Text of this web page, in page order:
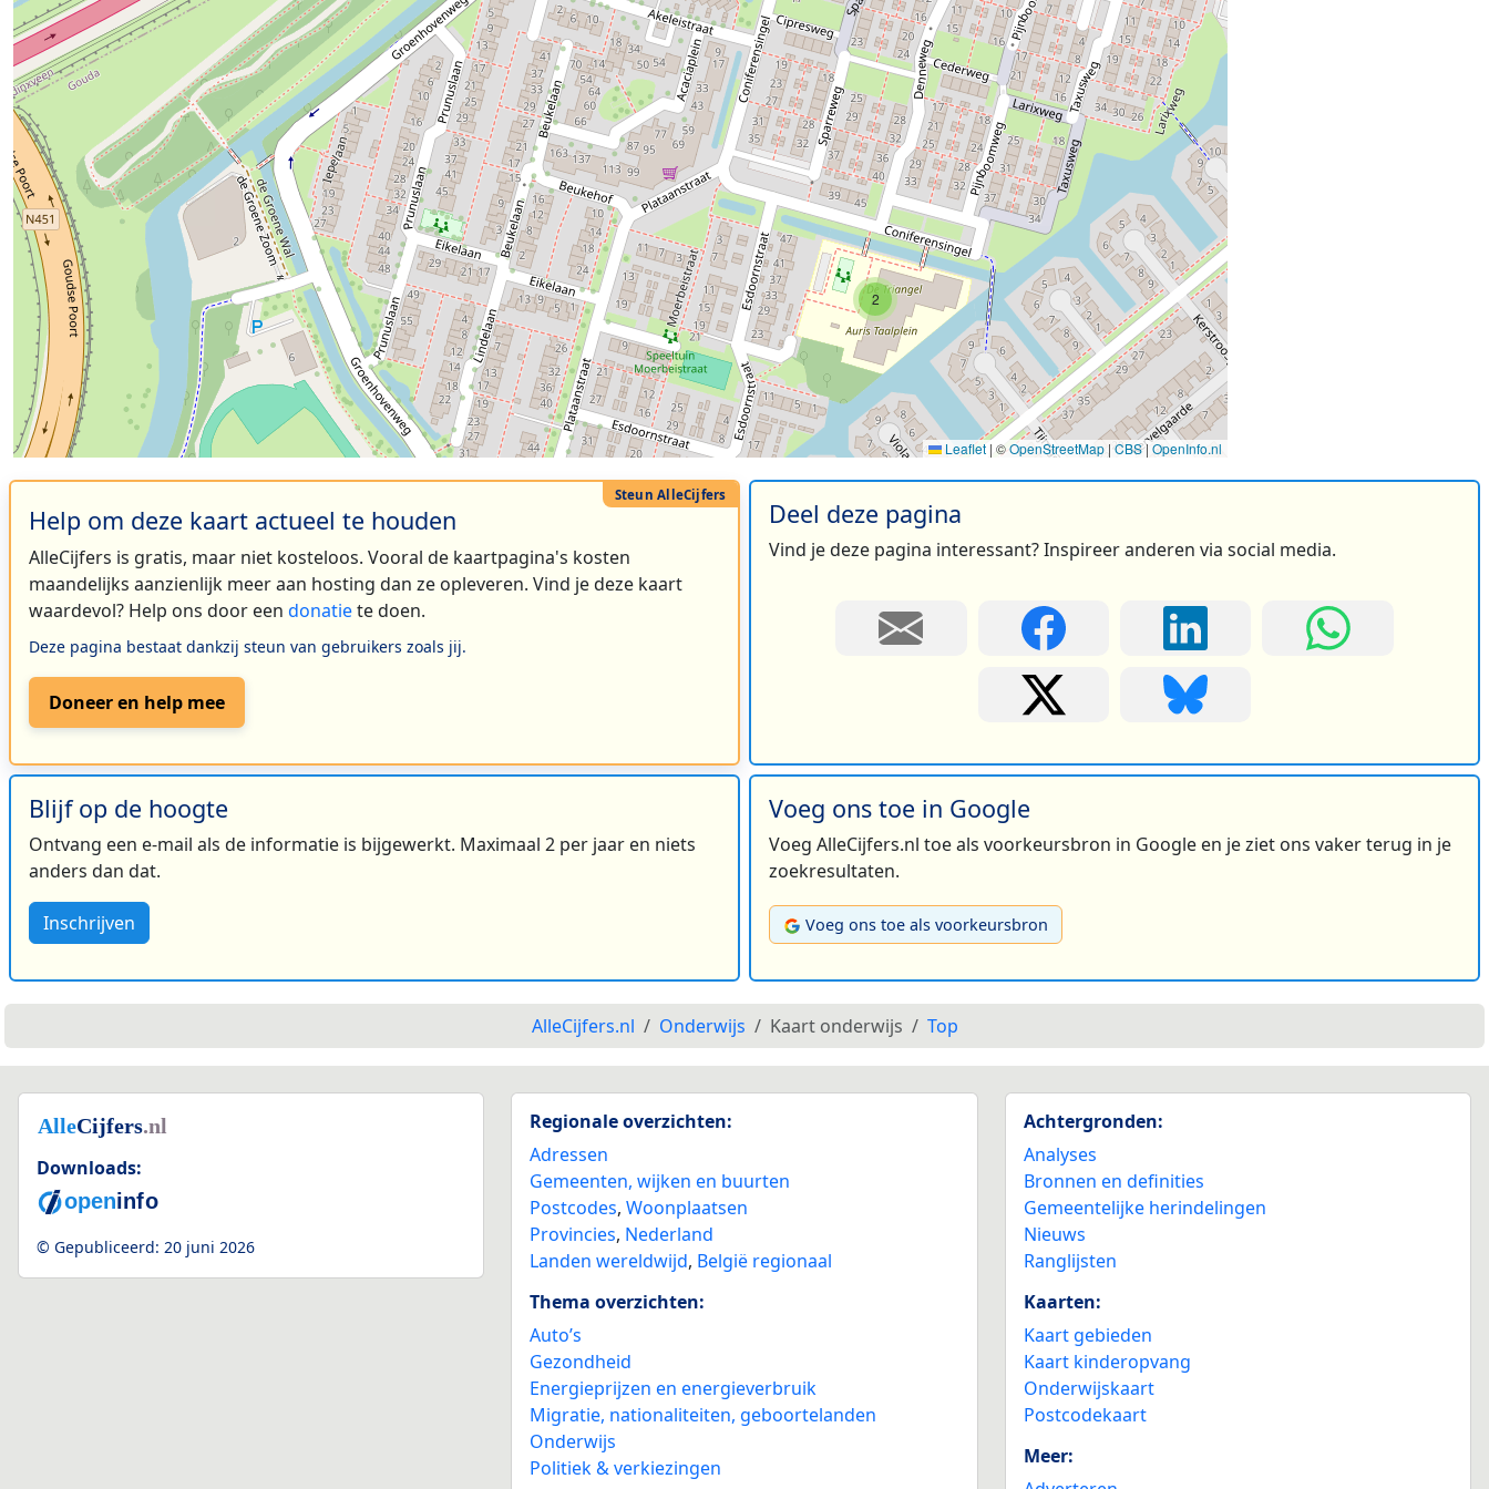
2
Leaflet | ©OpenStreetMap | CBS|OpenInfo.nl
Help om deze kaart actueel te houden
AlleCijfers is gratis, maar niet kosteloos. Vooral de kaartpagina's kosten
maandelijks aanzienlijk meer aan hosting dan ze opleveren. Vind je deze kaart
waardevol? Help ons door een donatiete doen.
Deze pagina bestaat dankzij steun van gebruikers zoals jij.
Doneer en help mee
Deel deze pagina
Vind je deze pagina interessant? Inspireer anderen via social media.
Blijf op de hoogte
Ontvang een e-mail als de informatie is bijgewerkt. Maximaal 2 per jaar en niets
anders dan dat.
Inschrijven
Voeg ons toe in Google
Voeg AlleCijfers.nl toe als voorkeursbron in Google en je ziet ons vaker terug in je
zoekresultaten.
Voeg ons toe als voorkeursbron
AlleCijfers.nl Onderwijs Kaart onderwijs Top
Downloads:
© Gepubliceerd: 20 juni 2026
Regionale overzichten:
Adressen
Gemeenten, wijken en buurten
Postcodes,Woonplaatsen
Provincies, Nederland
Landen wereldwijd, België regionaal
Thema overzichten:
Auto’s
Gezondheid
Energieprijzen en energieverbruik
Migratie, nationaliteiten, geboortelanden
Onderwijs
Politiek & verkiezingen
Achtergronden:
Analyses
Bronnen en definities
Gemeentelijke herindelingen
Nieuws
Ranglijsten
Kaarten:
Kaart gebieden
Kaart kinderopvang
Onderwijskaart
Postcodekaart
Meer: